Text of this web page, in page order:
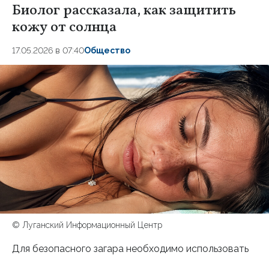
Биолог рассказала, как защитить
кожу от солнца
17.05.2026 в 07:40Общество
© Луганский Информационный Центр
Для безопасного загара необходимо использовать